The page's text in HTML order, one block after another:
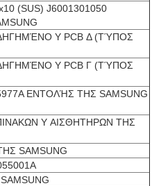
(SUS) J6001301050
Y PCB Δ (ΤΎΠΟΣ
Y PCB Γ (ΤΎΠΟΣ
ΕΝΤΟΛΉΣ ΤΗΣ SAMSUNG
Y ΑΙΣΘΗΤΗΡΩΝ ΤΗΣ
SAMSUNG